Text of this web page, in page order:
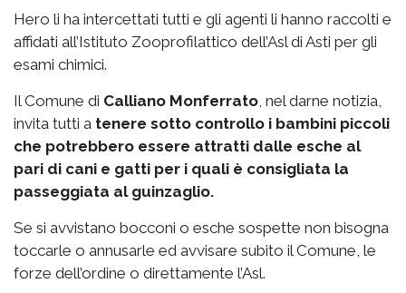
Hero li ha intercettati tutti e gli agenti li hanno raccolti e
affidati all’Istituto Zooprofilattico dell’Asl di Asti per gli
esami chimici.
Il Comune di Calliano Monferrato, nel darne notizia,
invita tutti a tenere sotto controllo i bambini piccoli
che potrebbero essere attratti dalle esche al
pari di cani e gatti per i quali è consigliata la
passeggiata al guinzaglio.
Se si avvistano bocconi o esche sospette non bisogna
toccarle o annusarle ed avvisare subito il Comune, le
forze dell’ordine o direttamente l’Asl.